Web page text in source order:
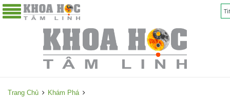
Trang Chủ Khám Phá